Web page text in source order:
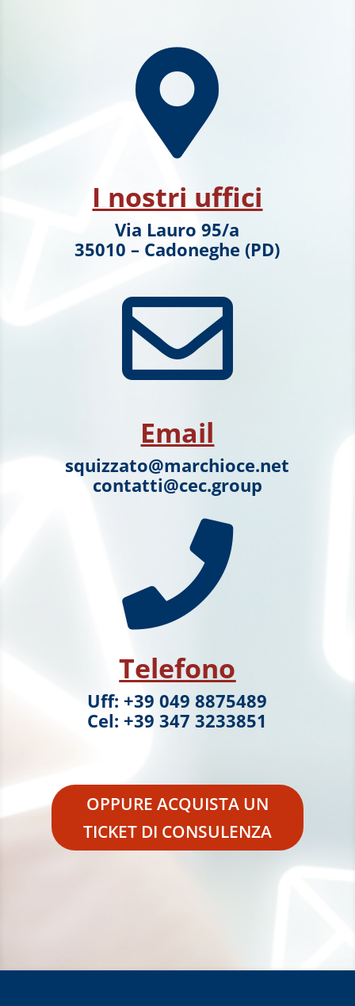

I nostri uffici
Via Lauro 95/a
35010 – Cadoneghe (PD)

Email
squizzato@marchioce.net
contatti@cec.group

Telefono
Uff: +39 049 8875489
Cel: +39 347 3233851
OPPURE ACQUISTA UN
TICKET DI CONSULENZA